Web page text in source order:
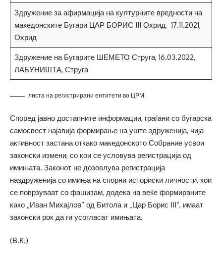
Здружение за афирмација на културните вредности на
македонските Бугари ЦАР БОРИС III Охрид, 17.11.2021,
Охрид
Здружение на Бугарите ШЕМЕТО Струга, 16.03.2022,
ЛАБУНИШТА, Струга
листа на регистрирани ентитети во ЦРМ
Според јавно достапните информации, граѓани со бугарска
самосвест најавија формирање на уште здруженија, чија
активност застана откако македонското Собрание усвои
законски измени, со кои се условува регистрација од
имињата. Законот не дозовлува регистрација
наздруженија со имиња на спорни историски личности, кои
се поврзуваат со фашизам, додека на веќе формираните
како „Иван Михајлов“ од Битола и „Цар Борис III“, имаат
законски рок да ги усогласат имињата.
(В.К.)